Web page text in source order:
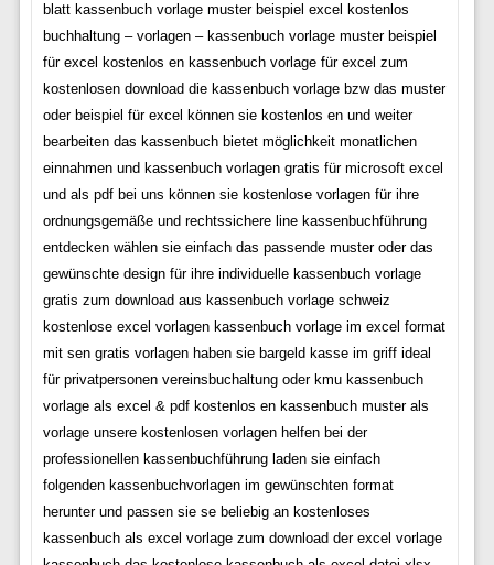
blatt kassenbuch vorlage muster beispiel excel kostenlos
buchhaltung – vorlagen – kassenbuch vorlage muster beispiel
für excel kostenlos en kassenbuch vorlage für excel zum
kostenlosen download die kassenbuch vorlage bzw das muster
oder beispiel für excel können sie kostenlos en und weiter
bearbeiten das kassenbuch bietet möglichkeit monatlichen
einnahmen und kassenbuch vorlagen gratis für microsoft excel
und als pdf bei uns können sie kostenlose vorlagen für ihre
ordnungsgemäße und rechtssichere line kassenbuchführung
entdecken wählen sie einfach das passende muster oder das
gewünschte design für ihre individuelle kassenbuch vorlage
gratis zum download aus kassenbuch vorlage schweiz
kostenlose excel vorlagen kassenbuch vorlage im excel format
mit sen gratis vorlagen haben sie bargeld kasse im griff ideal
für privatpersonen vereinsbuchaltung oder kmu kassenbuch
vorlage als excel & pdf kostenlos en kassenbuch muster als
vorlage unsere kostenlosen vorlagen helfen bei der
professionellen kassenbuchführung laden sie einfach
folgenden kassenbuchvorlagen im gewünschten format
herunter und passen sie se beliebig an kostenloses
kassenbuch als excel vorlage zum download der excel vorlage